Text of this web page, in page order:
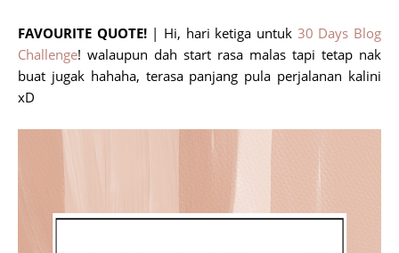
FAVOURITE QUOTE! | Hi, hari ketiga untuk 30 Days Blog
Challenge! walaupun dah start rasa malas tapi tetap nak
buat jugak hahaha, terasa panjang pula perjalanan kalini
xD